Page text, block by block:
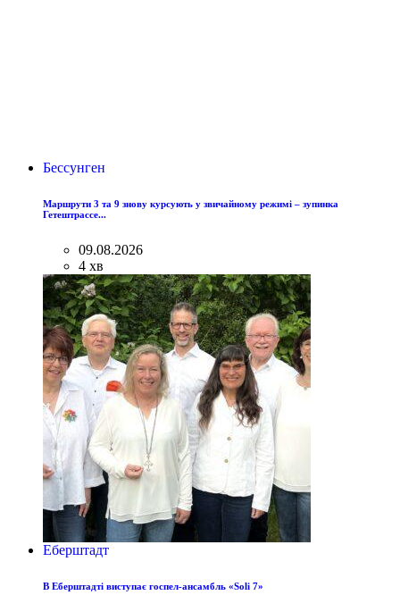
Бессунген
Маршрути 3 та 9 знову курсують у звичайному режимі – зупинка
Гетештрассе...
09.08.2026
4 хв
Еберштадт
В Еберштадті виступає госпел-ансамбль «Soli 7»